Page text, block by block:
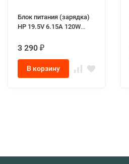
Блок питания (зарядка)
HP 19.5V 6.15A 120W
3 290 ₽
В корзину